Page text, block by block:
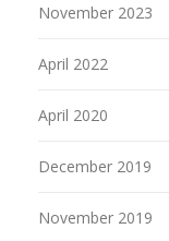
November 2023
April 2022
April 2020
December 2019
November 2019